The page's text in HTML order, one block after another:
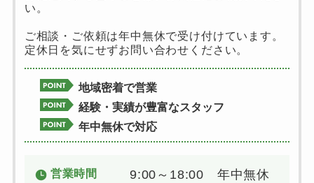
い。
ご相談・ご依頼は年中無休で受け付けています。
定休日を気にせずお問い合わせください。
地域密着で営業
経験・実績が豊富なスタッフ
年中無休で対応
営業時間 9:00～18:00 年中無休